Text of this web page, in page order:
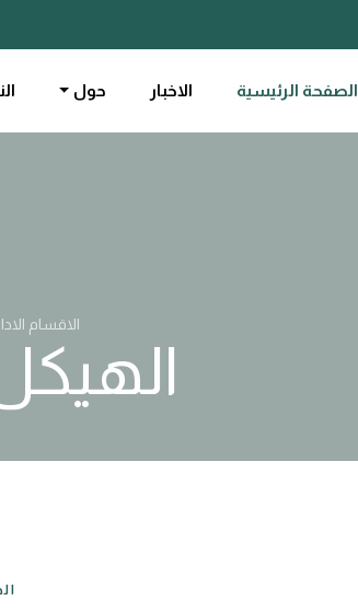
الصفحة الرئيسية الاخبار حول
الاقسام